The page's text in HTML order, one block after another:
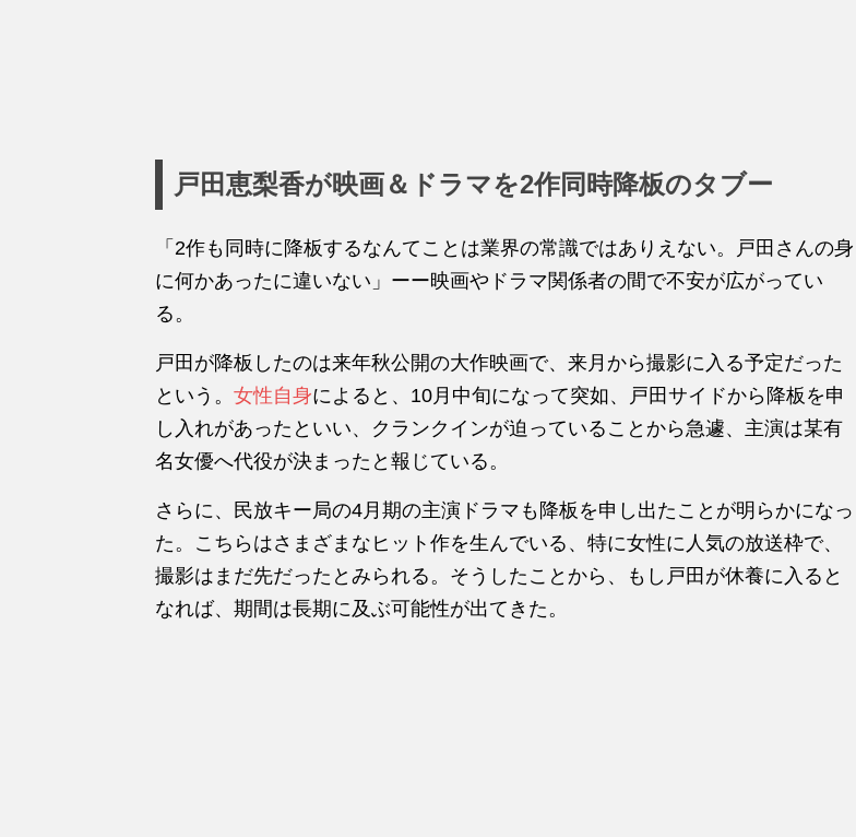
戸田恵梨香が映画＆ドラマを2作同時降板のタブー
「2作も同時に降板するなんてことは業界の常識ではありえない。戸田さんの身
に何かあったに違いない」ーー映画やドラマ関係者の間で不安が広がってい
る。
戸田が降板したのは来年秋公開の大作映画で、来月から撮影に入る予定だった
という。 女性自身によると、10月中旬になって突如、戸田サイドから降板を申
し入れがあったといい、クランクインが迫っていることから急遽、主演は某有
名女優へ代役が決まったと報じている。
さらに、民放キー局の4月期の主演ドラマも降板を申し出たことが明らかになっ
た。こちらはさまざまなヒット作を生んでいる、特に女性に人気の放送枠で、
撮影はまだ先だったとみられる。そうしたことから、もし戸田が休養に入ると
なれば、期間は長期に及ぶ可能性が出てきた。